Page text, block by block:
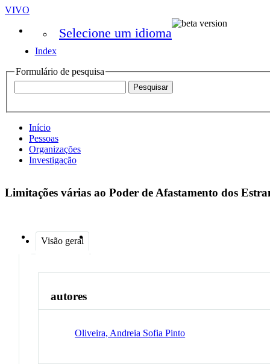
VIVO
Selecione um idioma
Index
Formulário de pesquisa
Início
Pessoas
Organizações
Investigação
Limitações várias ao Poder de Afastamento dos
Visão geral
autores
Oliveira, Andreia Sofia Pinto